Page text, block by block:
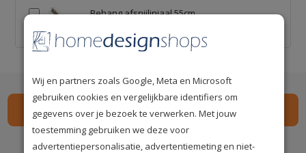
Behang afsnijliniaal 55cm
133 premium punten
Wij en partners zoals Google, Meta en Microsoft
gebruiken cookies en vergelijkbare identifiers om
gegevens over je bezoek te verwerken. Met jouw
toestemming gebruiken we deze voor
advertentiepersonalisatie, advertentiemeting en niet-